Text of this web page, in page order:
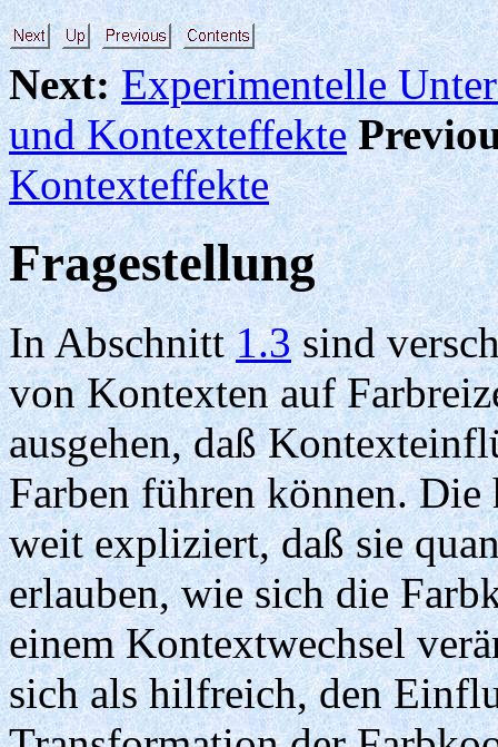
Next: Experimentelle
und Kontexteffekte
Kontexteffekte
Fragestellung
In Abschnitt1.3sind
von Kontexten auf
ausgehen, daß
Farben führen können.
weit expliziert, daß sie
erlauben, wie sich die
einem Kontextwechsel
sich als hilfreich, den